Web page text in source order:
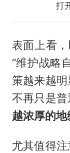
打
表面上看，
“维护战略
策越来越
不再只是
越浓厚的地
尤其值得注